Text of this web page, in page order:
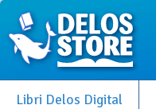
Libri Delos Digital